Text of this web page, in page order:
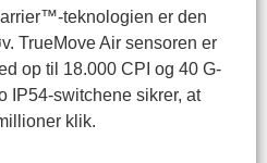
teknologien er den
TrueMove Air sensoren er
op til 18.000 CPI og 40 G-
IP54-switchene sikrer, at
klik.